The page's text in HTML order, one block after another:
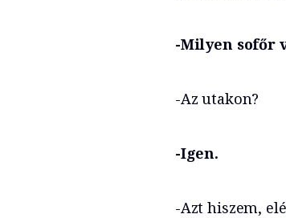
-Milyen sofőr
-Az utakon?
-Igen.
-Azt hiszem,